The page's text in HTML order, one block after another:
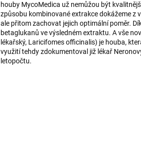
houby MycoMedica už nemůžou být
způsobu kombinované extrakce dokážeme z
ale přitom zachovat jejich optimální poměr.
betaglukanů ve výsledném extraktu. A vše
lékařský, Laricifomes officinalis) je houba,
využití tehdy zdokumentoval již lékař
letopočtu.